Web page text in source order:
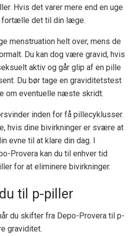
Hvis det varer mere end en uge
fortælle det til din læge.
menstruation helt over, mens de
Du kan dog være gravid, hvis
aktiv og går glip af en pille
Du bør tage en graviditetstest
om eventuelle næste skridt.
inden for få pillecyklusser.
hvis dine bivirkninger er svære at
evne til at klare din dag. I
Provera kan du til enhver tid
for at eliminere bivirkninger.
til p-piller
du skifter fra Depo-Provera til p-
graviditet.